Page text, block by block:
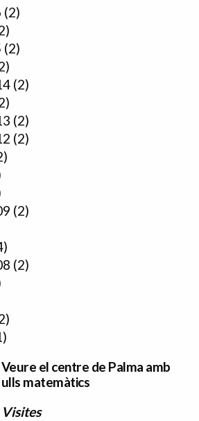
(2)
(2)
(2)
(2)
(2)
(2)
(2)
Veure el centre de Palma amb
ulls matemàtics
Visites